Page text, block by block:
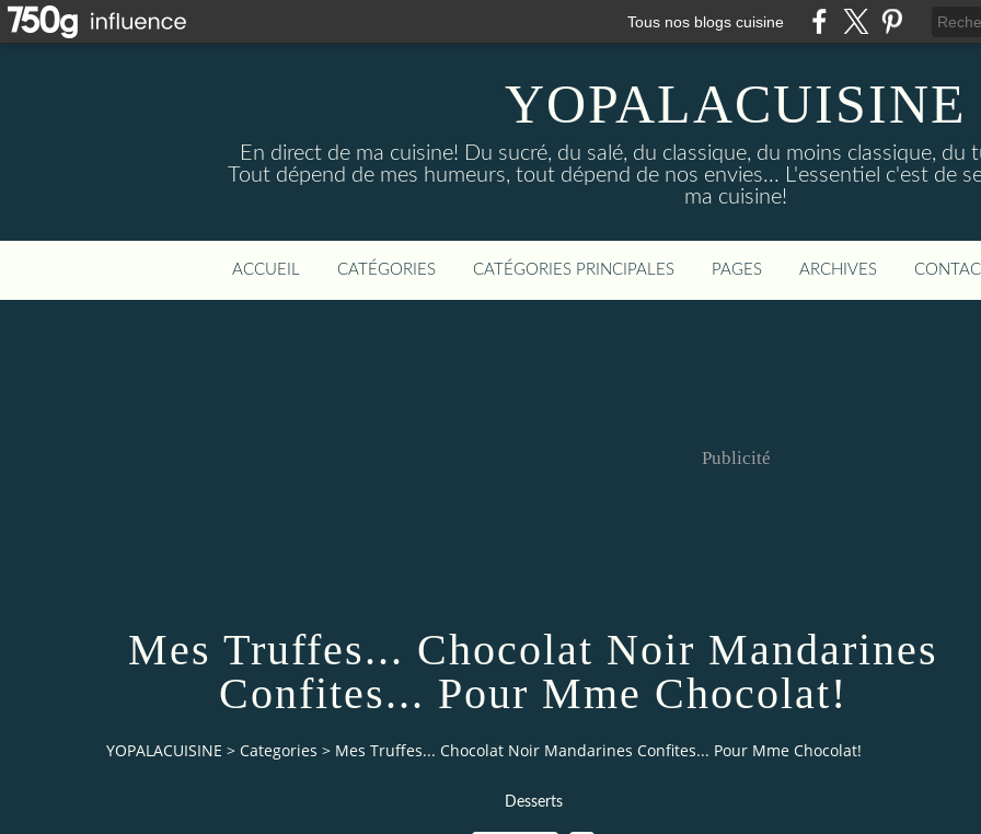
Tous nos blogs cuisine
YOPALACUISINE
En direct de ma cuisine! Du sucré, du salé, du classique, du moins classique, du
Tout dépend de mes humeurs, tout dépend de nos envies... L'essentiel c'est de
ma cuisine!
ACCUEIL CATÉGORIES CATÉGORIES PRINCIPALES PAGES ARCHIVES
Publicité
Mes Truffes... Chocolat Noir Mandarines
Confites... Pour Mme Chocolat!
YOPALACUISINE > Categories > Mes Truffes... Chocolat Noir Mandarines Confites... Pour Mme Chocolat!
Desserts